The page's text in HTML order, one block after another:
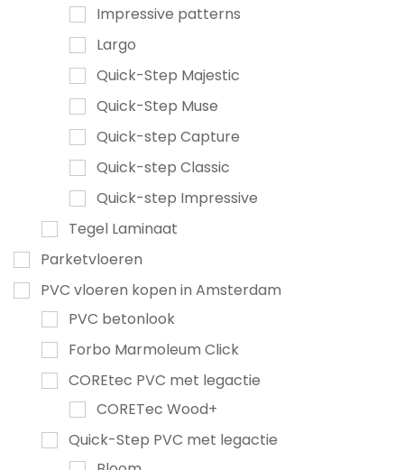
Impressive patterns
Largo
Quick-Step Majestic
Quick-Step Muse
Quick-step Capture
Quick-step Classic
Quick-step Impressive
Tegel Laminaat
Parketvloeren
PVC vloeren kopen in Amsterdam
PVC betonlook
Forbo Marmoleum Click
COREtec PVC met legactie
CORETec Wood+
Quick-Step PVC met legactie